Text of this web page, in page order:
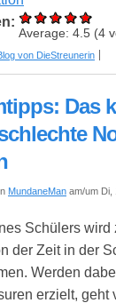
Average: 4.5 (4
Wie schreibt man einen
von DieStreunerin
Das
MundaneMan am/um Di,
Schülers wird
der Zeit in der
Werden
erzielt, geht